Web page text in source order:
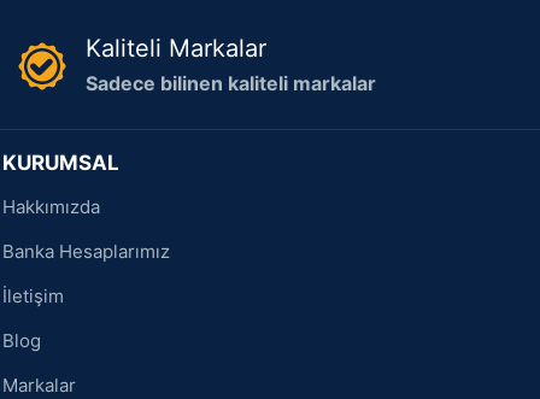
Kaliteli Markalar
Sadece bilinen kaliteli markalar
KURUMSAL
Hakkımızda
Banka Hesaplarımız
İletişim
Blog
Markalar